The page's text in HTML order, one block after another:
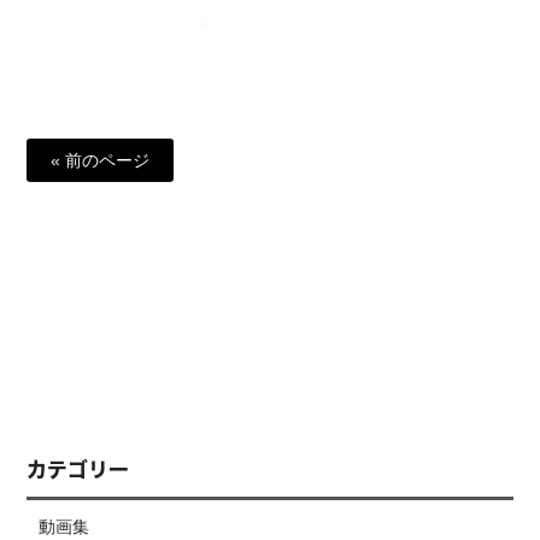
« 前のページ
カテゴリー
動画集